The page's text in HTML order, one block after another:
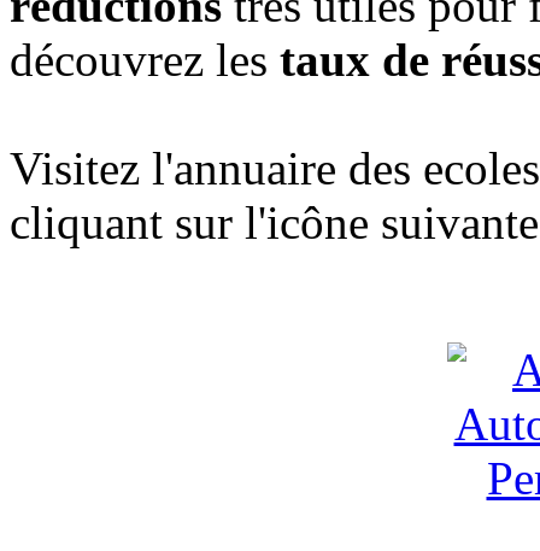
découvrez les taux de
Visitez l'annuaire des
cliquant sur l'icône